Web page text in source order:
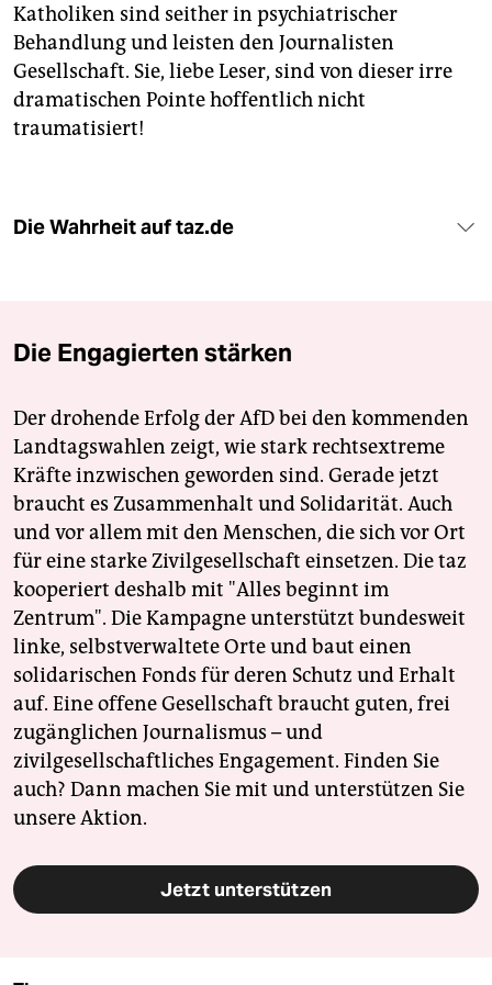
Katholiken sind seither in psychiatrischer
Behandlung und leisten den Journalisten
Gesellschaft. Sie, liebe Leser, sind von dieser irre
dramatischen Pointe hoffentlich nicht
traumatisiert!
Die Wahrheit auf taz.de
Die Engagierten stärken
Der drohende Erfolg der AfD bei den kommenden
Landtagswahlen zeigt, wie stark rechtsextreme
Kräfte inzwischen geworden sind. Gerade jetzt
braucht es Zusammenhalt und Solidarität. Auch
und vor allem mit den Menschen, die sich vor Ort
für eine starke Zivilgesellschaft einsetzen. Die taz
kooperiert deshalb mit "Alles beginnt im
Zentrum". Die Kampagne unterstützt bundesweit
linke, selbstverwaltete Orte und baut einen
solidarischen Fonds für deren Schutz und Erhalt
auf. Eine offene Gesellschaft braucht guten, frei
zugänglichen Journalismus – und
zivilgesellschaftliches Engagement. Finden Sie
auch? Dann machen Sie mit und unterstützen Sie
unsere Aktion.
Jetzt unterstützen